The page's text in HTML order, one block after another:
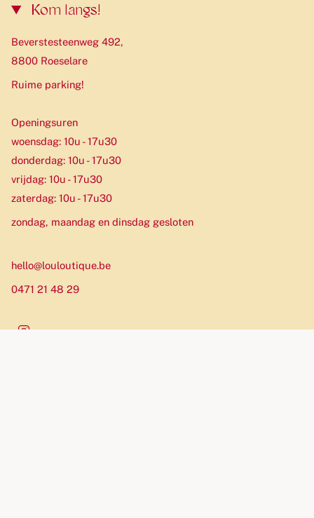
Kom langs!
Beverstesteenweg 492,
8800 Roeselare
Ruime parking!
Openingsuren
woensdag: 10u - 17u30
donderdag: 10u - 17u30
vrijdag: 10u - 17u30
zaterdag: 10u - 17u30
zondag, maandag en dinsdag gesloten
hello@louloutique.be
0471 21 48 29
Instagram